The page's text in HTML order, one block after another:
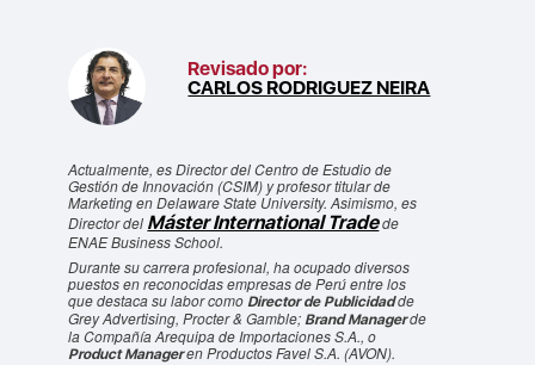
Revisado por:
CARLOS RODRIGUEZ NEIRA
Actualmente, es Director del Centro de Estudio de
Gestión de Innovación (CSIM) y profesor titular de
Marketing en Delaware State University. Asimismo, es
Director del Máster International Tradede
ENAE Business School.
Durante su carrera profesional, ha ocupado diversos
puestos en reconocidas empresas de Perú entre los
que destaca su labor como Director de Publicidadde
Grey Advertising, Procter & Gamble; Brand Managerde
la Compañía Arequipa de Importaciones S.A., o
Product Manageren Productos Favel S.A. (AVON).